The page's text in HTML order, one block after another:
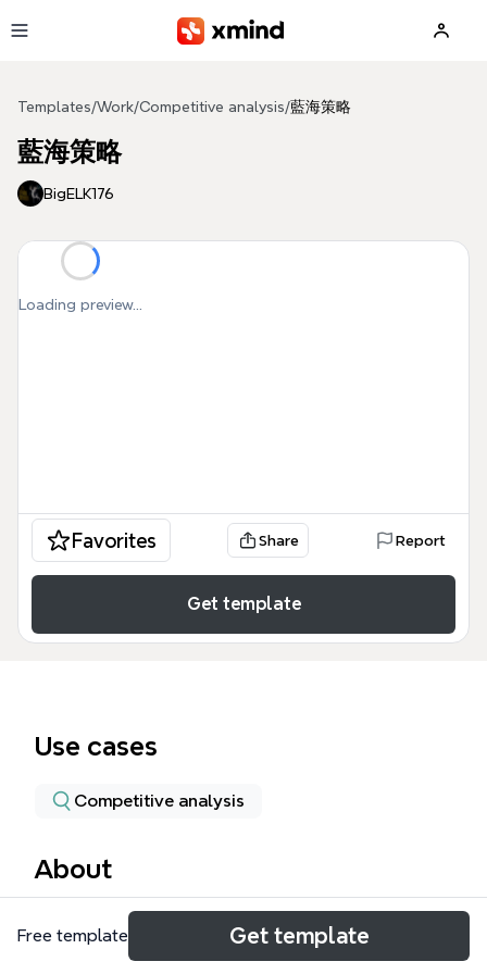
Templates/Work/Competitive analysis/藍海策略
藍海策略
BigELK176
Loading preview...
Favorites Share Report
Get template
Use cases
Competitive analysis
About
藍海策略思維導圖由 BigELK176 製作，涵蓋 314 個節
點，系統化整理金偉燦與莫伯尼的藍海策略理論。內容
Free template Get template